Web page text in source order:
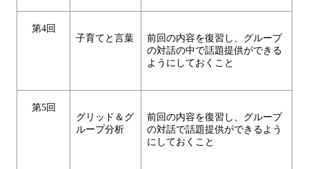
第4回
子育てと言葉
前回の内容を復習し、グループ
の対話の中で話題提供ができる
ようにしておくこと
第5回
グリッド＆グ
ループ分析
前回の内容を復習し、グループ
の対話で話題提供ができるよう
にしておくこと